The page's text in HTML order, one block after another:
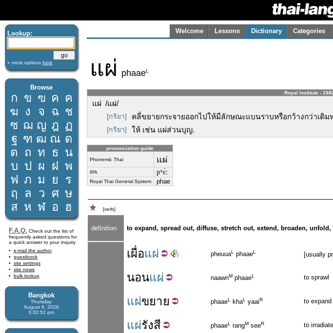
Lookup:
» more options here
Browse
ก ข ฃ ค ฅ
ฆ ง จ ฉ ช
ซ ฌ ญ ฎ ฏ
ฐ ฑ ฒ ณ ด
ต ถ ท ธ น
บ ป ผ ฝ พ
ฟ ภ ม ย
ร
ฤ
ล ว ศ ษ
ส ห ฬ อ ฮ
F.A.Q. Check out the list of
frequently asked questions for
a quick answer to your inquiry
e-mail the author
guestbook
site settings
site news
bulk lookup
Bangkok
Thursday
August 6, 2026
3:32:52 pm
Welcome Lessons Dictionary Categories
แผ่ phaaeL
Royal Institute -
แผ่ /แผ่/
[กริยา] คลี่ขยายกระจายออกไปให้มีลักษณะแบนราบหรือกว้างกว่าเดิ
[กริยา] ให้ เช่น แผ่ส่วนบุญ.
pronunciation guide
Phonemic Thai แผ่
IPA pʰɛ̀ː
Royal Thai General System phae
[verb]
definition to expand, spread out, diffuse, stretch out, extend, broaden, unfold,
เผื่อแผ่ pheuuaL phaaeL [usually
นอนแผ่ naawnM phaaeL to sprawl
แผ่ขยาย phaaeL khaL yaaiR to expand
แผ่รังสี phaaeL rangM seeR to irradiate